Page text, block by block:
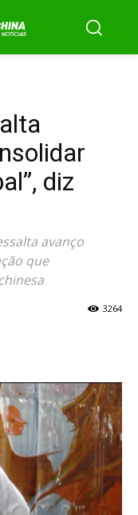
diz
avanço
que
3264